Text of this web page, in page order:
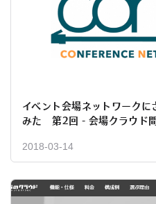
イベント会場ネットワーク
みた 第2回 - 会場クラウド
2018-03-14